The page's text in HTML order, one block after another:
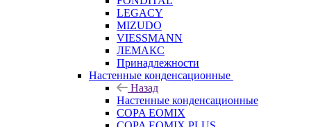
LEGACY
MIZUDO
VIESSMANN
ЛЕМАКС
Принадлежности
Настенные конденсационные
Назад
Настенные конденсационные
COPA EOMIX